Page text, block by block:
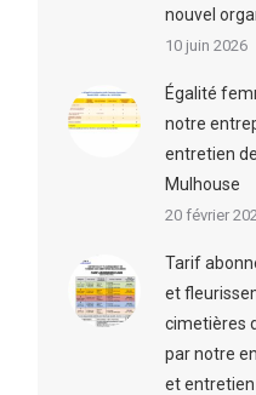
nouvel
10 juin 2026
Égalité
notre
entretien
Mulhouse
20 février
Tarif
et
cimetières
par notre
et